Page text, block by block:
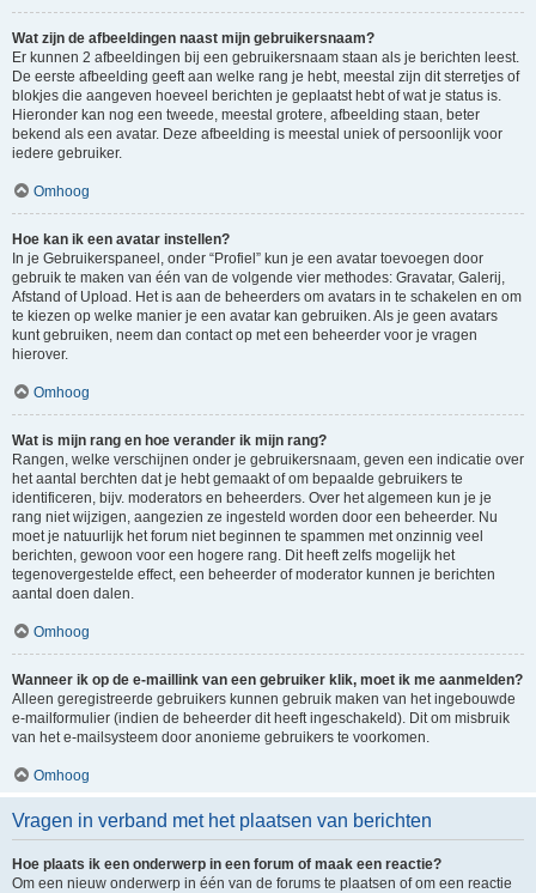
Wat zijn de afbeeldingen naast mijn gebruikersnaam?
Er kunnen 2 afbeeldingen bij een gebruikersnaam staan als je berichten leest.
De eerste afbeelding geeft aan welke rang je hebt, meestal zijn dit sterretjes of
blokjes die aangeven hoeveel berichten je geplaatst hebt of wat je status is.
Hieronder kan nog een tweede, meestal grotere, afbeelding staan, beter
bekend als een avatar. Deze afbeelding is meestal uniek of persoonlijk voor
iedere gebruiker.
Omhoog
Hoe kan ik een avatar instellen?
In je Gebruikerspaneel, onder “Profiel” kun je een avatar toevoegen door
gebruik te maken van één van de volgende vier methodes: Gravatar, Galerij,
Afstand of Upload. Het is aan de beheerders om avatars in te schakelen en om
te kiezen op welke manier je een avatar kan gebruiken. Als je geen avatars
kunt gebruiken, neem dan contact op met een beheerder voor je vragen
hierover.
Omhoog
Wat is mijn rang en hoe verander ik mijn rang?
Rangen, welke verschijnen onder je gebruikersnaam, geven een indicatie over
het aantal berchten dat je hebt gemaakt of om bepaalde gebruikers te
identificeren, bijv. moderators en beheerders. Over het algemeen kun je je
rang niet wijzigen, aangezien ze ingesteld worden door een beheerder. Nu
moet je natuurlijk het forum niet beginnen te spammen met onzinnig veel
berichten, gewoon voor een hogere rang. Dit heeft zelfs mogelijk het
tegenovergestelde effect, een beheerder of moderator kunnen je berichten
aantal doen dalen.
Omhoog
Wanneer ik op de e-maillink van een gebruiker klik, moet ik me aanmelden?
Alleen geregistreerde gebruikers kunnen gebruik maken van het ingebouwde
e-mailformulier (indien de beheerder dit heeft ingeschakeld). Dit om misbruik
van het e-mailsysteem door anonieme gebruikers te voorkomen.
Omhoog
Vragen in verband met het plaatsen van berichten
Hoe plaats ik een onderwerp in een forum of maak een reactie?
Om een nieuw onderwerp in één van de forums te plaatsen of om een reactie